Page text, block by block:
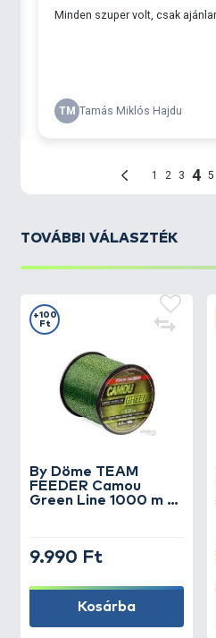
TOVÁBBI VÁLASZTÉK
By Döme TEAM
FEEDER Camou
Green Line 1000 m -
+100
Ft
9.990 Ft
Kosárba